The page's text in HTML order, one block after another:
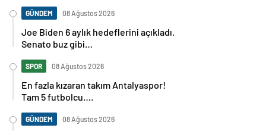
GÜNDEM 08 Ağustos 2026
Joe Biden 6 aylık hedeflerini açıkladı.
Senato buz gibi…
SPOR 08 Ağustos 2026
En fazla kızaran takım Antalyaspor!
Tam 5 futbolcu….
GÜNDEM 08 Ağustos 2026